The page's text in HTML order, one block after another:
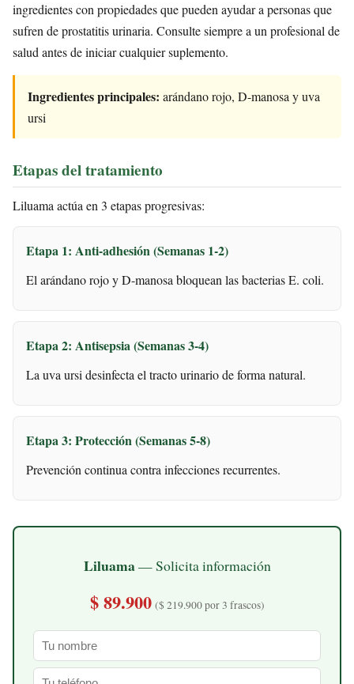
ingredientes con propiedades que pueden ayudar a personas que
sufren de prostatitis urinaria. Consulte siempre a un profesional de
salud antes de iniciar cualquier suplemento.
Ingredientes principales: arándano rojo, D-manosa y uva
ursi
Etapas del tratamiento
Liluama actúa en 3 etapas progresivas:
Etapa 1: Anti-adhesión (Semanas 1-2)
El arándano rojo y D-manosa bloquean las bacterias E. coli.
Etapa 2: Antisepsia (Semanas 3-4)
La uva ursi desinfecta el tracto urinario de forma natural.
Etapa 3: Protección (Semanas 5-8)
Prevención continua contra infecciones recurrentes.
Liluama— Solicita información
$ 89.900 ($ 219.900 por 3 frascos)